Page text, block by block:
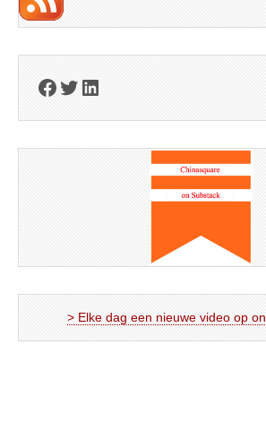
Facebook
Twitter
LinkedIn
> Elke dag een nieuwe video op